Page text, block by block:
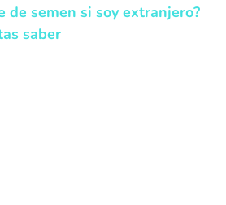
de semen si soy extranjero?
saber